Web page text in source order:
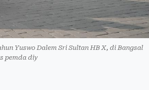
Yuswo Dalem Sri Sultan HB X, di Bangsal
pemda diy